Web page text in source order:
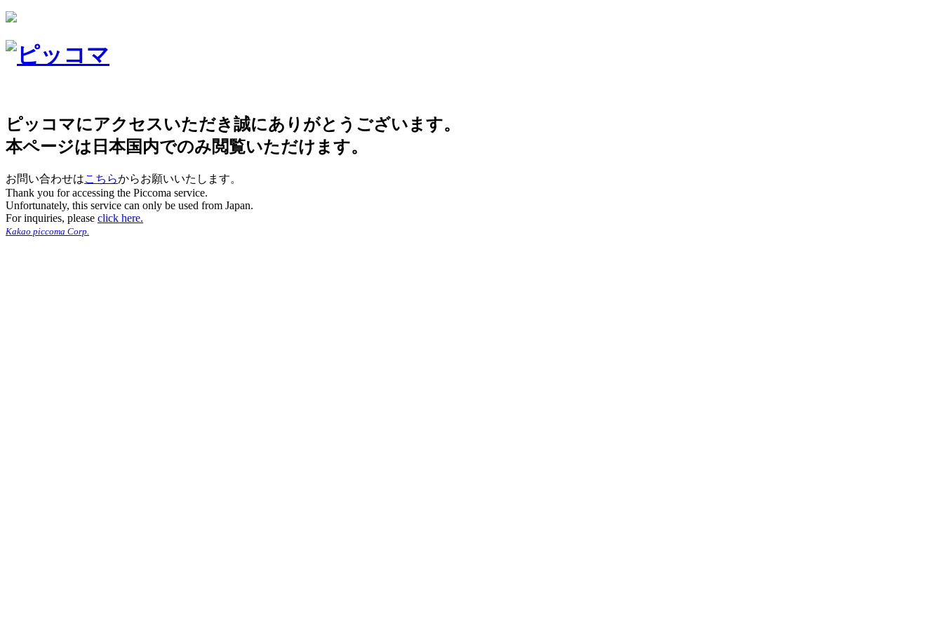
ピッコマにアクセスいただき誠にありがとうございます。
本ページは日本国内でのみ閲覧いただけます。
お問い合わせはこちらからお願いいたします。
Thank you for accessing the Piccoma service.
Unfortunately, this service can only be used from Japan.
For inquiries, please click here.
Kakao piccoma Corp.